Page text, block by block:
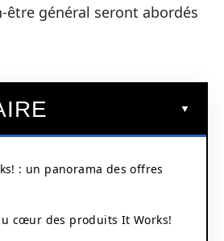
être général seront abordés
: un panorama des offres
cœur des produits It Works!